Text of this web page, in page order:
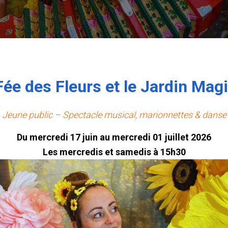
des Fleurs et le Jardin
Jeune public – Spectacle musical, marionnettes & danse
Du mercredi 17 juin au mercredi 01 juillet 2026
Les mercredis et samedis à 15h30